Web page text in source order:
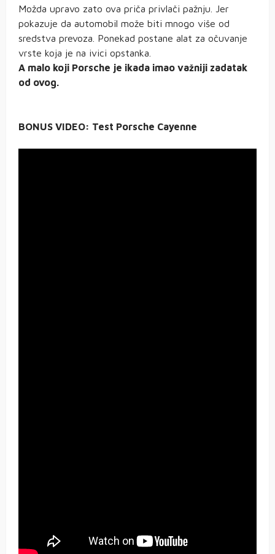
Možda upravo zato ova priča privlači pažnju. Jer
pokazuje da automobil može biti mnogo više od
sredstva prevoza. Ponekad postane alat za očuvanje
vrste koja je na ivici opstanka.
A malo koji Porsche je ikada imao važniji zadatak
od ovog.
BONUS VIDEO: Test Porsche Cayenne